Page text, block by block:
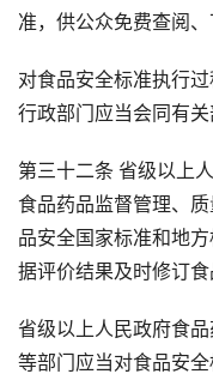
准，供公众免费查阅、
对食品安全标准执行
行政部门应当会同有关
第三十二条 省级以上
食品药品监督管理、
品安全国家标准和地
据评价结果及时修订食
省级以上人民政府食
等部门应当对食品安